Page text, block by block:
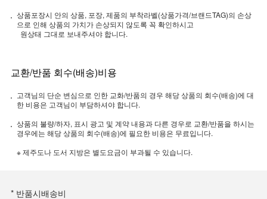
상품포장시 안의 상품, 포장, 제품의 부착라벨(상품가격/브랜드TAG)의 손상
으로 인해 상품의 가치가 손상되지 않도록 꼭 확인하시고
원상태 그대로 보내주셔야 합니다.
교환/반품 회수(배송)비용
고객님의 단순 변심으로 인한 교화/반품의 경우 해당 상품의 회수(배송)에 대
한 비용은 고객님이 부담하셔야 합니다.
상품의 불량/하자, 표시 광고 및 계약 내용과 다른 경우로 교환/반품을 하시는
경우에는 해당 상품의 회수(배송)에 필요한 비용은 무료입니다.
※ 제주도나 도서 지방은 별도요금이 부과될 수 있습니다.
* 반품시배송비